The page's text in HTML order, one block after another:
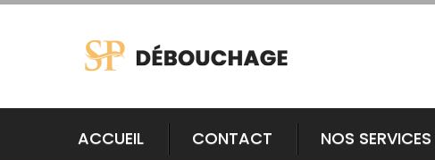
ACCUEIL CONTACT NOS SERVICES